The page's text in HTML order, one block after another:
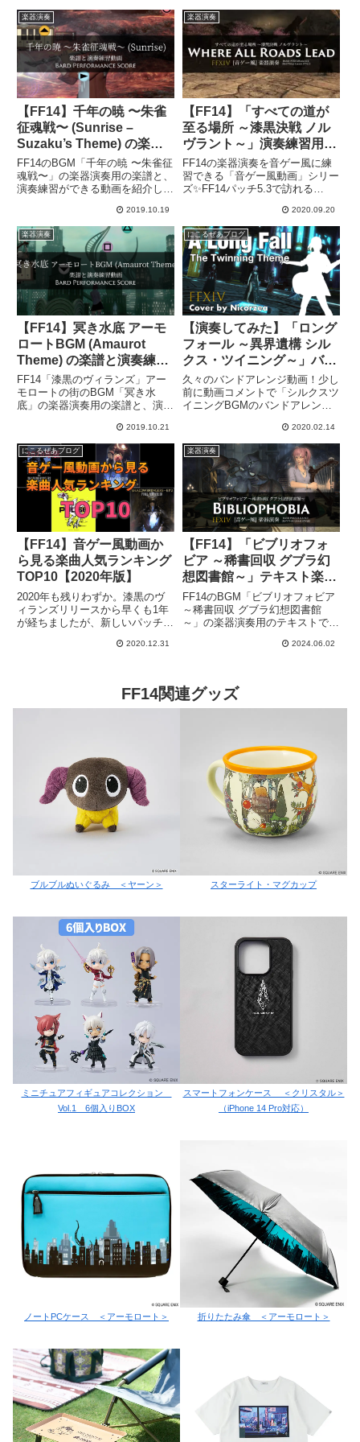
楽器演奏
【FF14】千年の暁 〜朱雀
征魂戦〜 (Sunrise –
Suzaku’s Theme) の楽譜
と演奏練習動画【楽器演
奏】
FF14のBGM「千年の暁 〜朱雀征
魂戦〜」の楽器演奏用の楽譜と、
演奏練習ができる動画を紹介しま
"Sunrise" (Suzaku's Theme) Bard
Performance. Ple...
2019.10.19
楽器演奏
【FF14】「すべての道が
至る場所 ～漆黒決戦 ノル
ヴラント～」演奏練習用動
画【楽器演奏】
FF14の楽器演奏を音ゲー風に練
習できる「音ゲー風動画」シリー
ズ✨FF14パッチ5.3で訪れる
流れるBGM「すべての道が至る
場所」の楽器演奏練習ができる動
画を紹介します！演奏練習動画
▼FF14 すべての道が至...
2020.09.20
楽器演奏
【FF14】冥き水底 アーモ
ロートBGM (Amaurot
Theme) の楽譜と演奏練習
動画【楽器演奏】
FF14「漆黒のヴィランズ」アー
モロートの街のBGM「冥き水
底」の楽器演奏用の楽譜と、演奏
This is the score for "Neath Dark
Waters (Amaurot Theme)" Ba...
2019.10.21
にこるぜあブログ
【演奏してみた】「ロング
フォール ～異界遺構 シル
クス・ツイニング～」バン
ドアレンジ動画のこだわっ
た点【FF14】
久々のバンドアレンジ動画！少し
前に動画コメントで「シルクスツ
イニングBGMのバンドアレンジ
いただきまして…バンドアレンジ
動画のリクエストはおそらくはじ
めてだったので、嬉しくなって早
速作ってみました！まだまだア
レ...
2020.02.14
にこるぜあブログ
【FF14】音ゲー風動画か
ら見る楽曲人気ランキング
TOP10【2020年版】
2020年も残りわずか。漆黒のヴ
ィランズリリースから早くも1年
が経ちましたが、新しいパッチが
素晴らしい楽曲たちを耳にするこ
2020.12.31
楽器演奏
【FF14】「ビブリオフォ
ビア ～稀書回収 グブラ幻
想図書館～」テキスト楽譜
と演奏練習用動画【楽器演
奏】
FF14のBGM「ビブリオフォビア
～稀書回収 グブラ幻想図書館
～」の楽器演奏用のテキストでの
紹介します。This is the score for
2024.06.02
FF14関連グッズ
ブルブルぬいぐるみ ＜ヤーン＞ スターライト・マグカップ
ミニチュアフィギュアコレクション
Vol.1 6個入りBOX
スマートフォンケース ＜クリスタル＞
（iPhone 14 Pro対応）
ノートPCケース ＜アーモロート＞ 折りたたみ傘 ＜アーモロート＞